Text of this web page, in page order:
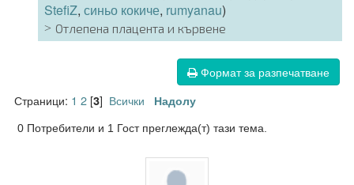
StefiZ, синьо кокиче, rumyanau)
Отлепена плацента и кървене
Формат за разпечатване
Страници: 1 2[3] Всички Надолу
0 Потребители и 1 Гост преглежда(т) тази тема.